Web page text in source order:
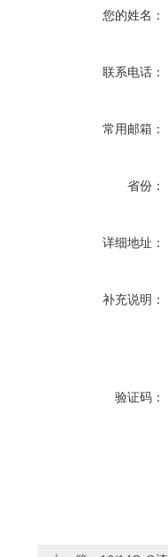
您的姓名：
联系电话：
常用邮箱：
省份：
详细地址：
补充说明：
验证码：